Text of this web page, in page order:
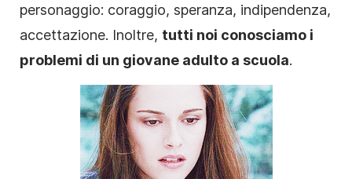
personaggio: coraggio, speranza, indipendenza,
accettazione. Inoltre, tutti noi conosciamo i
problemi di un giovane adulto a scuola.